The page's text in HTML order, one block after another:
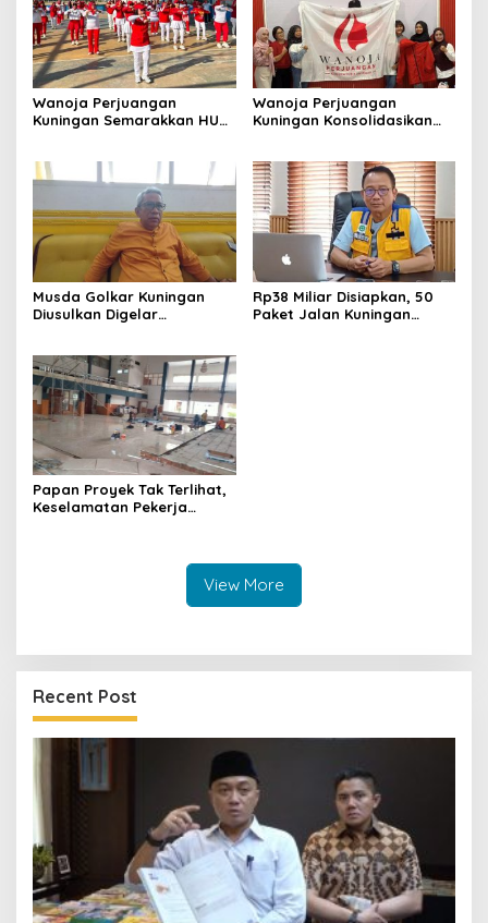
Wanoja Perjuangan
Kuningan Semarakkan HUT
dan Berdaya
Wanoja Perjuangan
Kuningan Konsolidasikan
Muda
Musda Golkar Kuningan
Diusulkan Digelar
Rp38 Miliar Disiapkan, 50
Paket Jalan Kuningan
Papan Proyek Tak Terlihat,
Keselamatan Pekerja
View More
Recent Post